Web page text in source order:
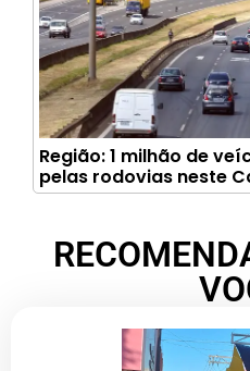
Região: 1 milhão de
pelas rodovias neste